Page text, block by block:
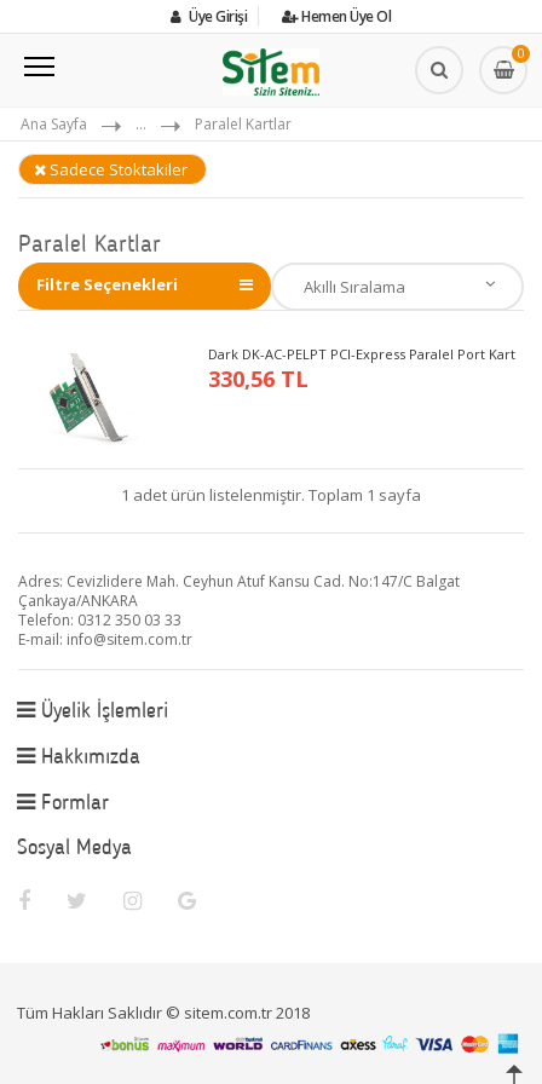
Üye Girişi Hemen Üye Ol
0
Ana Sayfa ... Paralel Kartlar
Sadece Stoktakiler
Paralel Kartlar
Filtre Seçenekleri
Dark DK-AC-PELPT PCI-Express Paralel Port Kart
330,56 TL
1 adet ürün listelenmiştir. Toplam 1 sayfa
Adres: Cevizlidere Mah. Ceyhun Atuf Kansu Cad. No:147/C Balgat
Çankaya/ANKARA
Telefon: 0312 350 03 33
E-mail: info@sitem.com.tr
Üyelik İşlemleri
Hakkımızda
Formlar
Sosyal Medya
Tüm Hakları Saklıdır © sitem.com.tr 2018